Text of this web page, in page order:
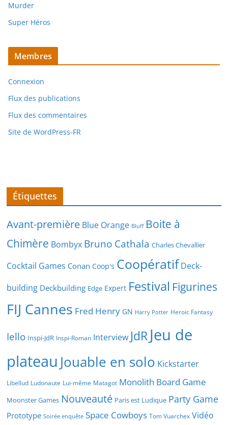
Murder
Super Héros
Membres
Connexion
Flux des publications
Flux des commentaires
Site de WordPress-FR
Étiquettes
Avant-première Blue Orange Bluff Boite à
Chimère Bombyx Bruno Cathala Charles Chevallier
Cocktail Games Conan Coop's Coopératif Deck-
building Deckbuilding Edge Expert Festival Figurines
FIJ Cannes Fred Henry GN Harry Potter Heroic Fantasy
Iello Inspi-JdR Inspi-Roman Interview JdRJeu de
plateau Jouable en solo Kickstarter
Libellud Ludonaute Lui-même Matagot Monolith Board Game
Moonster Games Nouveauté Paris est Ludique Party Game
Prototype Soirée enquête Space Cowboys Tom Vuarchex Vidéo